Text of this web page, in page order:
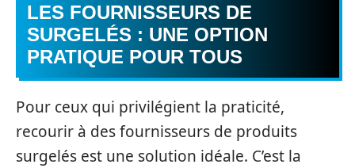
LES FOURNISSEURS DE
SURGELÉS : UNE OPTION
PRATIQUE POUR TOUS
Pour ceux qui privilégient la praticité,
recourir à des fournisseurs de produits
surgelés est une solution idéale. C’est la